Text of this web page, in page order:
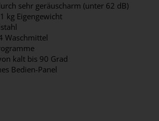
sehr geräuscharm (unter 62 dB)
kg Eigengewicht
Waschmittel
kalt bis 90 Grad
Bedien-Panel